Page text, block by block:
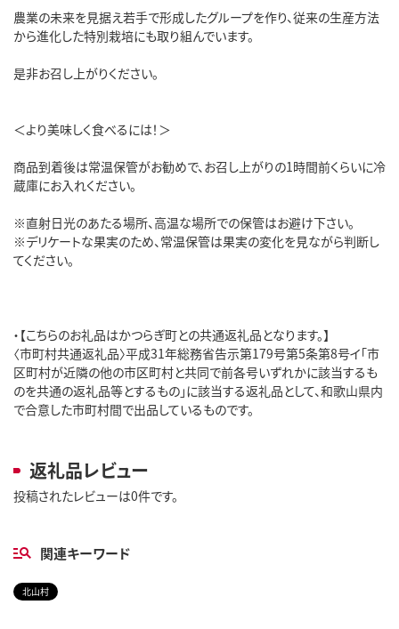
農業の未来を見据え若手で形成したグループを作り、従来の生産方法
から進化した特別栽培にも取り組んでいます。
是非お召し上がりください。
＜より美味しく食べるには！＞
商品到着後は常温保管がお勧めで、お召し上がりの1時間前くらいに冷
蔵庫にお入れください。
※直射日光のあたる場所、高温な場所での保管はお避け下さい。
※デリケートな果実のため、常温保管は果実の変化を見ながら判断し
てください。
・【こちらのお礼品はかつらぎ町との共通返礼品となります。】
〈市町村共通返礼品〉平成31年総務省告示第179号第5条第8号イ「市
区町村が近隣の他の市区町村と共同で前各号いずれかに該当するも
のを共通の返礼品等とするもの」に該当する返礼品として、和歌山県内
で合意した市町村間で出品しているものです。
返礼品レビュー
投稿されたレビューは0件です。
関連キーワード
北山村